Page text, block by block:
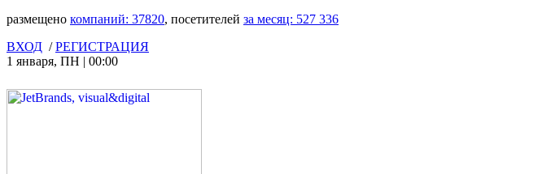
размещено компаний: 37820, посетителей за месяц: 527 336
ВХОД /РЕГИСТРАЦИЯ
1 января, ПН | 00:00